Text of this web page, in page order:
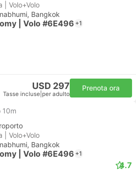
| Volo+Volo
Bangkok
| Volo #6E496 +1
USD 297
Tasse incluse per adulto
Prenota ora
10m
| Volo+Volo
Bangkok
| Volo #6E496 +1
4.7